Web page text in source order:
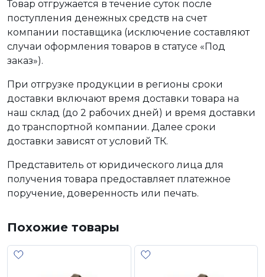
Товар отгружается в течение суток после
поступления денежных средств на счет
компании поставщика (исключение составляют
случаи оформления товаров в статусе «Под
заказ»).
При отгрузке продукции в регионы сроки
доставки включают время доставки товара на
наш склад (до 2 рабочих дней) и время доставки
до транспортной компании. Далее сроки
доставки зависят от условий ТК.
Представитель от юридического лица для
получения товара предоставляет платежное
поручение, доверенность или печать.
Похожие товары